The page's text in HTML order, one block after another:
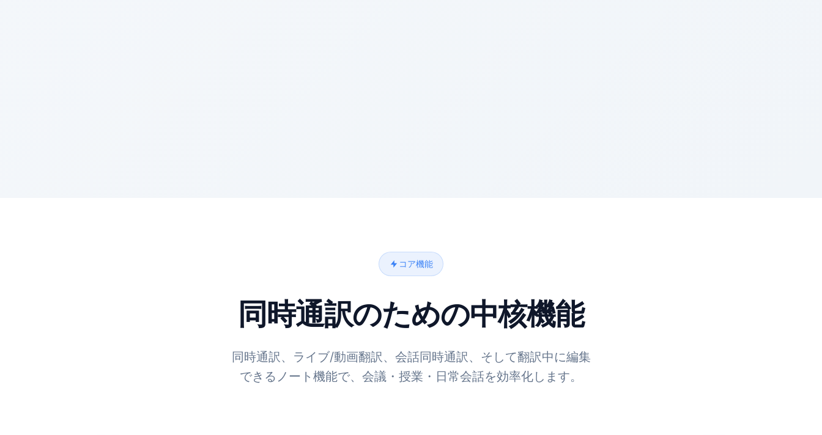
コア機能
同時通訳のための中核機能
同時通訳、ライブ/動画翻訳、会話同時通訳、そして翻訳中に編集
できるノート機能で、会議・授業・日常会話を効率化します。